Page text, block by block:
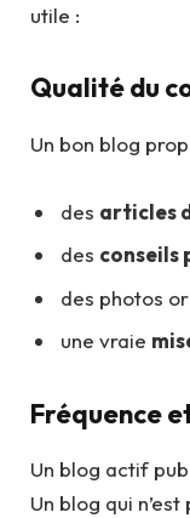
utile :
Qualité du
Un bon blog
des articles
des conseils
des photos
une vraie
Fréquence
Un blog actif
Un blog qui